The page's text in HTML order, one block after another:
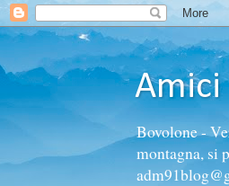
Bovolone -
montagna, si